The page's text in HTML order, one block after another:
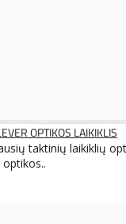
OPTIKOS LAIKIKLIS
taktinių laikiklių